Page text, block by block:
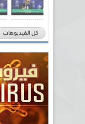
كل الفيديوهات